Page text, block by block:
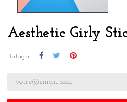
Aesthetic Girly
Partager